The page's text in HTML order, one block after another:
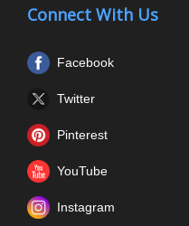
Connect With Us
Facebook
Twitter
Pinterest
YouTube
Instagram